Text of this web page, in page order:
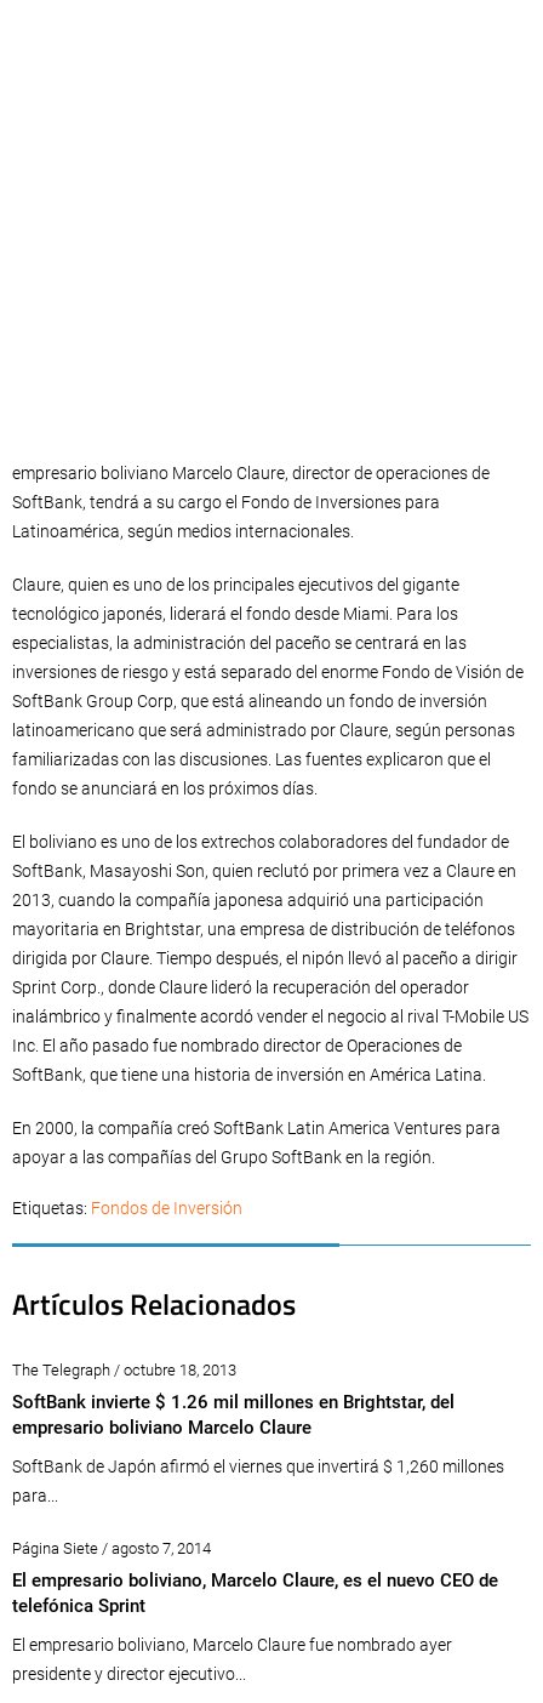
empresario boliviano Marcelo Claure, director de operaciones de
SoftBank, tendrá a su cargo el Fondo de Inversiones para
Latinoamérica, según medios internacionales.
Claure, quien es uno de los principales ejecutivos del gigante
tecnológico japonés, liderará el fondo desde Miami. Para los
especialistas, la administración del paceño se centrará en las
inversiones de riesgo y está separado del enorme Fondo de Visión de
SoftBank Group Corp, que está alineando un fondo de inversión
latinoamericano que será administrado por Claure, según personas
familiarizadas con las discusiones. Las fuentes explicaron que el
fondo se anunciará en los próximos días.
El boliviano es uno de los extrechos colaboradores del fundador de
SoftBank, Masayoshi Son, quien reclutó por primera vez a Claure en
2013, cuando la compañía japonesa adquirió una participación
mayoritaria en Brightstar, una empresa de distribución de teléfonos
dirigida por Claure. Tiempo después, el nipón llevó al paceño a dirigir
Sprint Corp., donde Claure lideró la recuperación del operador
inalámbrico y finalmente acordó vender el negocio al rival T-Mobile US
Inc. El año pasado fue nombrado director de Operaciones de
SoftBank, que tiene una historia de inversión en América Latina.
En 2000, la compañía creó SoftBank Latin America Ventures para
apoyar a las compañías del Grupo SoftBank en la región.
Etiquetas: Fondos de Inversión
Artículos Relacionados
The Telegraph / octubre 18, 2013
SoftBank invierte $ 1.26 mil millones en Brightstar, del
empresario boliviano Marcelo Claure
SoftBank de Japón afirmó el viernes que invertirá $ 1,260 millones
para...
Página Siete / agosto 7, 2014
El empresario boliviano, Marcelo Claure, es el nuevo CEO de
telefónica Sprint
El empresario boliviano, Marcelo Claure fue nombrado ayer
presidente y director ejecutivo...